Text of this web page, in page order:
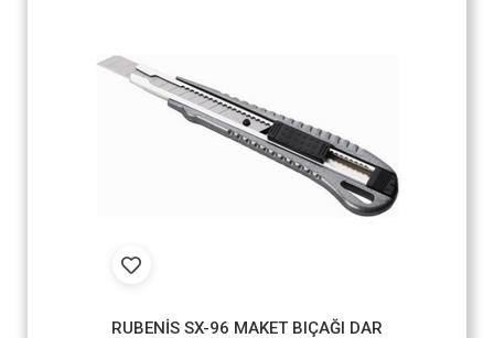
RUBENİS SX-96 MAKET BIÇAĞI DAR